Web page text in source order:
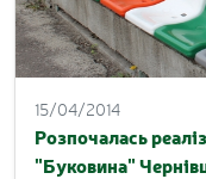
15/04/2014
Розпочалась
"Буковина"